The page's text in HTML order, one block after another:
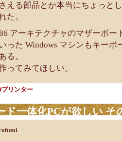
える部品とか本当にちょっと
た。
アーキテクチャのマザーボー
った Windows マシンもキー
る。
ってみてほしい。
プリンター
ド一体化PCが欲しい そ